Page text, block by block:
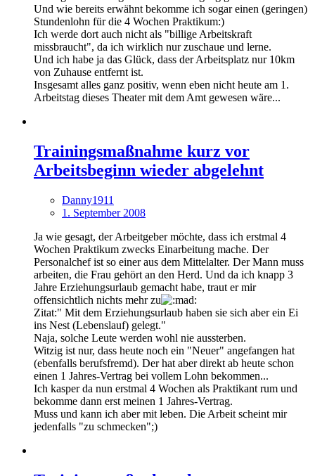
Und wie bereits erwähnt bekomme ich sogar einen (geringen)
Stundenlohn für die 4 Wochen Praktikum:)
Ich werde dort auch nicht als "billige Arbeitskraft
missbraucht", da ich wirklich nur zuschaue und lerne.
Und ich habe ja das Glück, dass der Arbeitsplatz nur 10km
von Zuhause entfernt ist.
Insgesamt alles ganz positiv, wenn eben nicht heute am 1.
Arbeitstag dieses Theater mit dem Amt gewesen wäre...
Trainingsmaßnahme kurz vor
Arbeitsbeginn wieder abgelehnt
Danny1911
1. September 2008
Ja wie gesagt, der Arbeitgeber möchte, dass ich erstmal 4
Wochen Praktikum zwecks Einarbeitung mache. Der
Personalchef ist so einer aus dem Mittelalter. Der Mann muss
arbeiten, die Frau gehört an den Herd. Und da ich knapp 3
Jahre Erziehungsurlaub gemacht habe, traut er mir
offensichtlich nichts mehr zu
Zitat:" Mit dem Erziehungsurlaub haben sie sich aber ein Ei
ins Nest (Lebenslauf) gelegt."
Naja, solche Leute werden wohl nie aussterben.
Witzig ist nur, dass heute noch ein "Neuer" angefangen hat
(ebenfalls berufsfremd). Der hat aber direkt ab heute schon
einen 1 Jahres-Vertrag bei vollem Lohn bekommen...
Ich kasper da nun erstmal 4 Wochen als Praktikant rum und
bekomme dann erst meinen 1 Jahres-Vertrag.
Muss und kann ich aber mit leben. Die Arbeit scheint mir
jedenfalls "zu schmecken";)